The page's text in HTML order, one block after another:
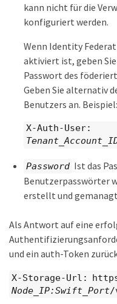
kann nicht für die
konfiguriert werden.
Wenn Identity
aktiviert ist, geben
Passwort des
Geben Sie alternativ
Benutzers an. Beispiel:
X-Auth-User:
Password Ist das
Benutzerpasswörter
erstellt und
Als Antwort auf eine
und ein auth-Token
X-Storage-Url:
Node_IP:Swift_Port/